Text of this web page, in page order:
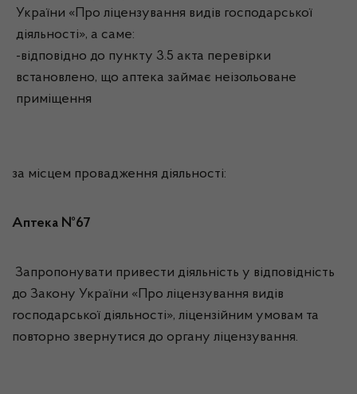
України «Про ліцензування видів господарської
діяльності», а саме:
-відповідно до пункту 3.5 акта перевірки
встановлено, що аптека займає неізольоване
приміщення
за місцем провадження діяльності:
Аптека №67
Запропонувати привести діяльність у відповідність
до Закону України «Про ліцензування видів
господарської діяльності», ліцензійним умовам та
повторно звернутися до органу ліцензування.